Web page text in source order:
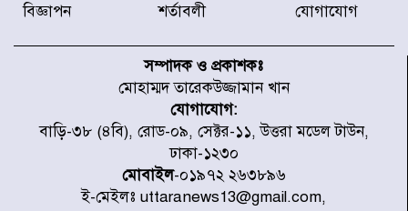
৫ আহত, চীনে বন্দর বন্ধ
চিকিৎসা খাতে জিডিপির ৫ শতাংশ
বরাদ্দের ঘোষণা স্থানীয় সরকার মন্ত্রীর
জুলাই জাদুঘর ঘুরে দেখলেন এনসিপি
বিজ্ঞাপন শর্তাবলী যোগাযোগ
সম্পাদক ও প্রকাশকঃ
মোহাম্মদ তারেকউজ্জামান খান
যোগাযোগ:
বাড়ি-৩৮ (৪বি), রোড-০৯, সেক্টর-১১, উত্তরা মডেল টাউন,
ঢাকা-১২৩০
মোবাইল-০১৯৭২ ২৬৩৮৯৬
ই-মেইলঃ uttaranews13@gmail.com,